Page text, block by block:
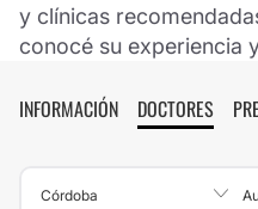
y clínicas
conocé su experiencia
INFORMACIÓN DOCTORES
Córdoba